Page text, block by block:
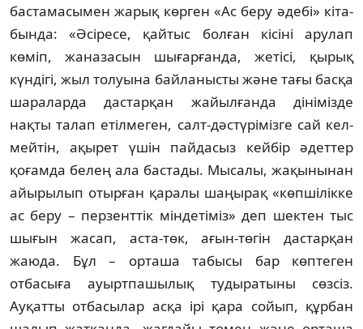
баста­ма­сымен жарық көрген «Ас беру әдебі» кі­та­
бында: «Әсіресе, қайтыс болған кісіні ару­лап
көміп, жаназасын шығарғанда, же­тісі, қырық
күндігі, жыл толуына бай­ла­нысты және тағы басқа
шараларда дас­тарқан жайылғанда дінімізде
нақты та­лап етілмеген, салт-дәстүрімізге сай кел­
мейтін, ақырет үшін пайдасыз кейбір әдет­тер
қоғамда белең ала бастады. Мы­салы, жақынынан
айырылып отырған қаралы шаңырақ «көпшілікке
ас беру – пер­зенттік міндетіміз» деп шектен тыс
шы­ғын жасап, аста-төк, ағын-төгін дас­тар­қан
жаюда. Бұл – орташа табысы бар көп­теген
отбасыға ауыртпашылық туды­ра­тыны сөзсіз.
Ауқатты отбасылар асқа ірі қара сойып, құрбан